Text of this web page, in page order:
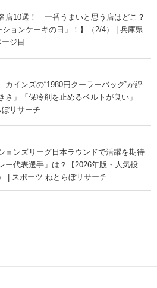
店10選！ 一番うまいと思う店はどこ？
ションケーキの日」！】（2/4） | 兵庫県
ジ目
インズの“1980円クーラーバッグ”が評
」「保冷剤を止めるベルトが良い」
ぼリサーチ
ョンズリーグ日本ラウンドで活躍を期待
ー代表選手」は？【2026年版・人気投
| スポーツ ねとらぼリサーチ